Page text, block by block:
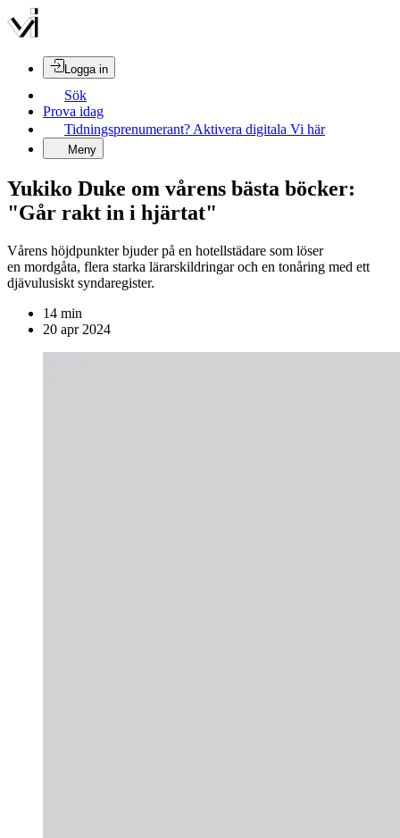
Logga in
Sök
Prova idag
Tidningsprenumerant? Aktivera digitala Vi här
Meny
Yukiko Duke om vårens bästa böcker:
"Går rakt in i hjärtat"
Vårens höjdpunkter bjuder på en hotellstädare som löser
en mordgåta, flera starka lärarskildringar och en tonåring med ett
djävulusiskt syndaregister.
14 min
20 apr 2024